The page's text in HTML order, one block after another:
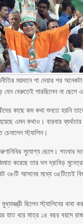
ময়দানে পা দেয়ার পর
যেন বেরুতেই পারছিলেন না ছেলে
কাছে কম কথা শুনতে হয়নি
এমন কথাও। বারবার ব্যর্থতার
স্ট্যালিন।
সুযোগ্য ছেলে। গতবার
করেছে তার দল দ্রাবিড়
৩৮টি আসনের মধ্যে ৩৫টিতেই
মুখ্যমন্ত্রী ছিলেন স্ট্যালিনের
হাত ধরে মাত্র ১৪ বছর বয়সে